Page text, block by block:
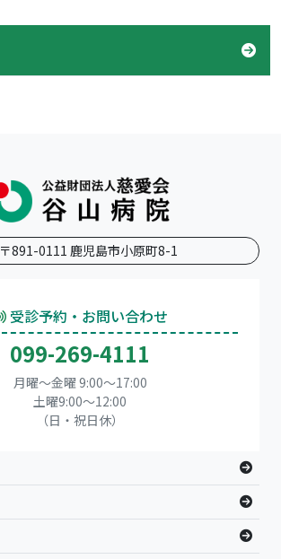
〒891-0111 鹿児島市小原町8-1
受診予約・お問い合わせ
099-269-4111
月曜～金曜 9:00～17:00
土曜9:00〜12:00
（日・祝日休）